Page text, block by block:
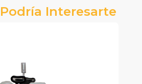
Interesarte